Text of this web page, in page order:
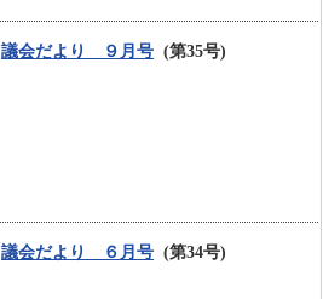
議会だより ９月号 (第35号)
議会だより ６月号 (第34号)